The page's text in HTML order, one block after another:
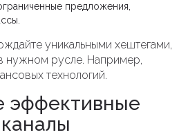
предложения,
уникальными хештегами,
нужном русле. Например,
технологий.
эффективные